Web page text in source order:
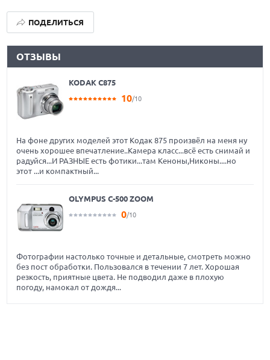
ПОДЕЛИТЬСЯ
ОТЗЫВЫ
KODAK C875
10/10
На фоне других моделей этот Кодак 875 произвёл на меня ну
очень хорошее впечатление..Камера класс...всё есть снимай и
радуйся...И РАЗНЫЕ есть фотики...там Кеноны,Никоны....но
этот ...и компактный...
OLYMPUS C-500 ZOOM
0/10
Фотографии настолько точные и детальные, смотреть можно
без пост обработки. Пользовался в течении 7 лет. Хорошая
резкость, приятные цвета. Не подводил даже в плохую
погоду, намокал от дождя...